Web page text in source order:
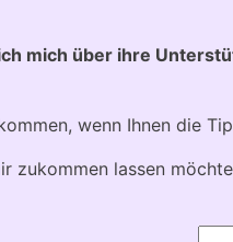
mich über ihre
wenn Ihnen die
zukommen lassen